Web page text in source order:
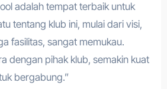
adalah tempat terbaik untuk
tentang klub ini, mulai dari visi,
fasilitas, sangat memukau.
dengan pihak klub, semakin kuat
bergabung.”